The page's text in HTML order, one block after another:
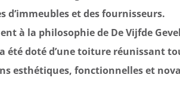
d’immeubles et des fournisseurs.
à la philosophie de De Vijfde
été doté d’une toiture réunissant
esthétiques, fonctionnelles et